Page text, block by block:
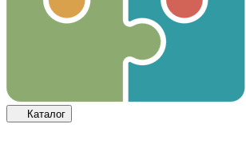
Каталог